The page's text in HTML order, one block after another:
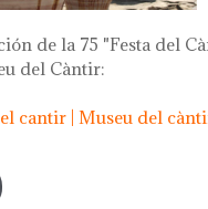
de la 75 "Festa del
del Càntir:
cantir | Museu del
75 "festa del càntir"